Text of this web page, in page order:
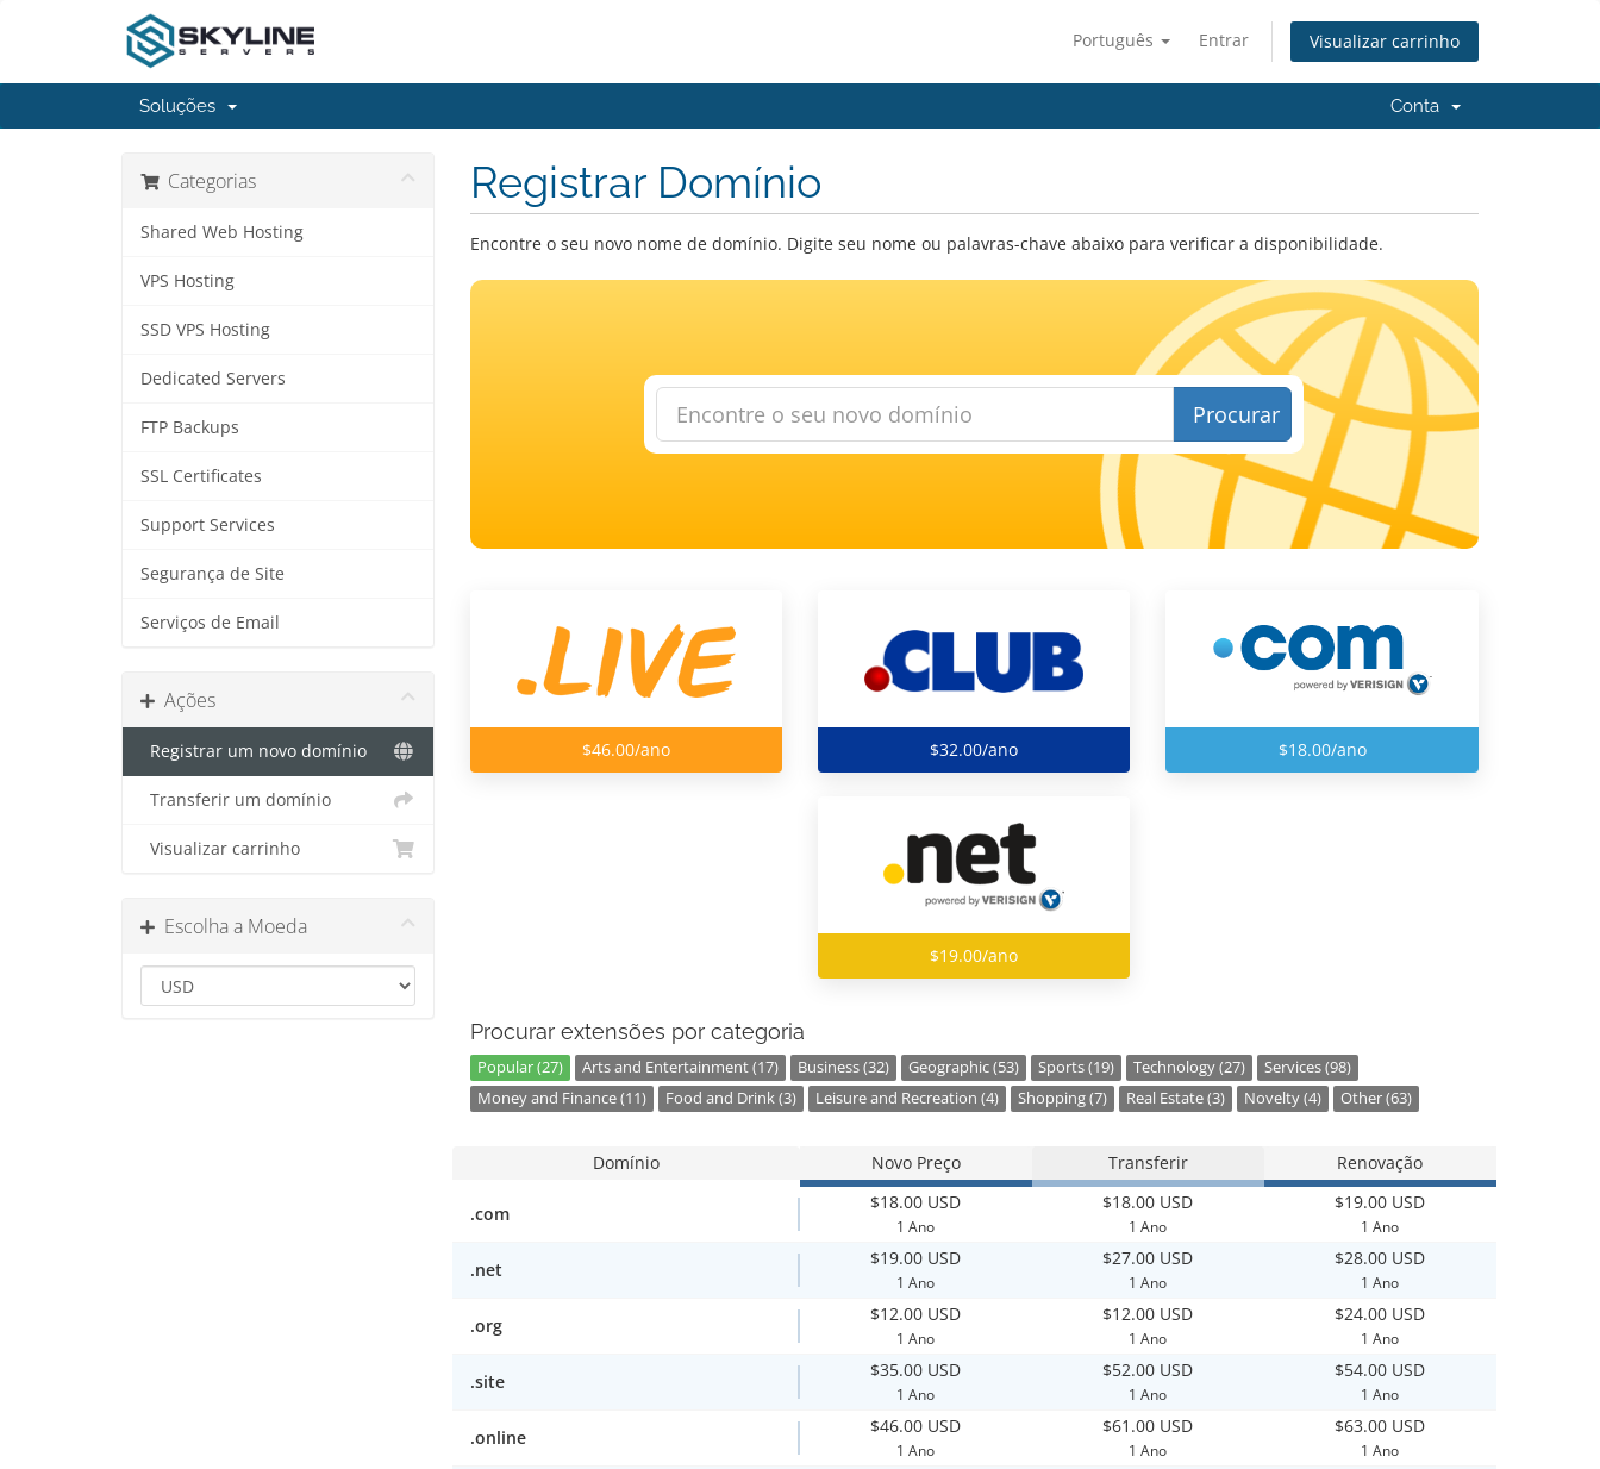
Português Entrar Visualizar carrinho
Soluções Conta
Categorias
Shared Web Hosting
VPS Hosting
SSD VPS Hosting
Dedicated Servers
FTP Backups
SSL Certificates
Support Services
Segurança de Site
Serviços de Email
Ações
Registrar um novo domínio
Transferir um domínio
Visualizar carrinho
Escolha a Moeda
Registrar Domínio
Encontre o seu novo nome de domínio. Digite seu nome ou palavras-chave abaixo para verificar a disponibilidade.
Procurar
$46.00/ano $32.00/ano $18.00/ano
$19.00/ano
Procurar extensões por categoria
Popular (27) Arts and Entertainment (17) Business (32) Geographic (53) Sports (19) Technology (27)
Services (98)
Money and Finance (11)
Food and Drink (3) Leisure and Recreation (4) Shopping (7) Real Estate (3) Novelty (4) Other (63)
Domínio Novo Preço Transferir Renovação
.com
$18.00 USD
1 Ano
$18.00 USD
1 Ano
$19.00 USD
1 Ano
.net
$19.00 USD
1 Ano
$27.00 USD
1 Ano
$28.00 USD
1 Ano
.org
$12.00 USD
1 Ano
$12.00 USD
1 Ano
$24.00 USD
1 Ano
.site
$35.00 USD
1 Ano
$52.00 USD
1 Ano
$54.00 USD
1 Ano
.online
$46.00 USD
1 Ano
$61.00 USD
1 Ano
$63.00 USD
1 Ano